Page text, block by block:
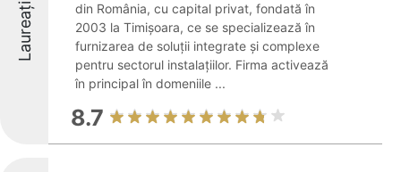
Laureați
din România, cu capital privat, fondată în
2003 la Timișoara, ce se specializează în
furnizarea de soluții integrate și complexe
pentru sectorul instalațiilor. Firma activează
în principal în domeniile ...
8.7